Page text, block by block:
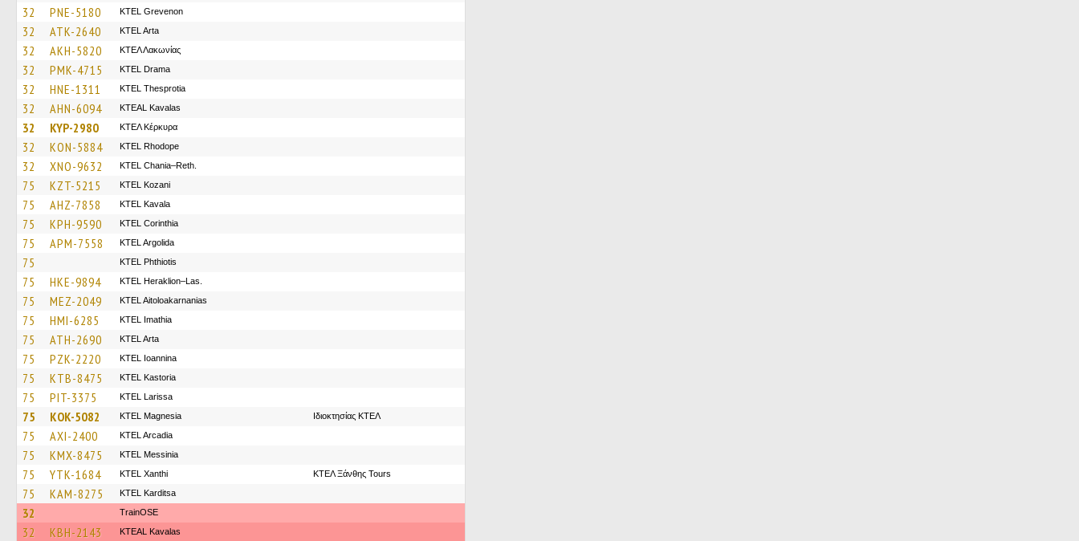
32
PNE-5180 ΚΤΕL Grevenon
32 ATK-2640 KTEL Arta
32 AKH-5820 ΚΤΕΛ Λακωνίας
32 PMK-4715 KTEL Drama
32 HNE-1311 KTEL Thesprotia
32 AHN-6094 KTEAL Kavalas
32 KYP-2980 ΚΤΕΛ Κέρκυρα
32 KON-5884 KTEL Rhodope
32 XNO-9632 KTEL Chania–Reth.
75 KZT-5215 ΚΤΕL Kozani
75 AHZ-7858 KTEL Kavala
75 KPH-9590 KTEL Corinthia
75 APM-7558 KTEL Argolida
75 ΚΤΕL Phthiotis
75 HKE-9894 KTEL Heraklion–Las.
75 MEZ-2049 KTEL Aitoloakarnanias
75 HMI-6285 KTEL Imathia
75 ATH-2690 KTEL Arta
75 PZK-2220 KTEL Ioannina
75 KTB-8475 KTEL Kastoria
75 PIT-3375 KTEL Larissa
75 KOK-5082 ΚΤΕL Magnesia Ιδιοκτησίας ΚΤΕΛ
75 AXI-2400 KTEL Arcadia
75 KMX-8475 KTEL Messinia
75 YTK-1684 KTEL Xanthi ΚΤΕΛ Ξάνθης Tours
75 KAM-8275 ΚΤΕL Karditsa
32 TrainΟSE
32 KBH-2143 KTEAL Kavalas